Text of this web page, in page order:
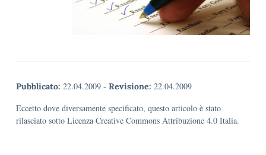
Pubblicato: 22.04.2009 - Revisione: 22.04.2009
Eccetto dove diversamente specificato, questo articolo è stato
rilasciato sotto Licenza Creative Commons Attribuzione 4.0 Italia.